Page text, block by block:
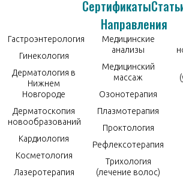
Сертификаты
Направления
Гастроэнтерология
Гинекология
Дерматология в
Нижнем
Новгороде
Дерматоскопия
новообразований
Кардиология
Косметология
Лазеротерапия
Медицинские
анализы
Медицинский
массаж
Озонотерапия
Плазмотерапия
Проктология
Рефлексотерапия
Трихология
(лечение волос)